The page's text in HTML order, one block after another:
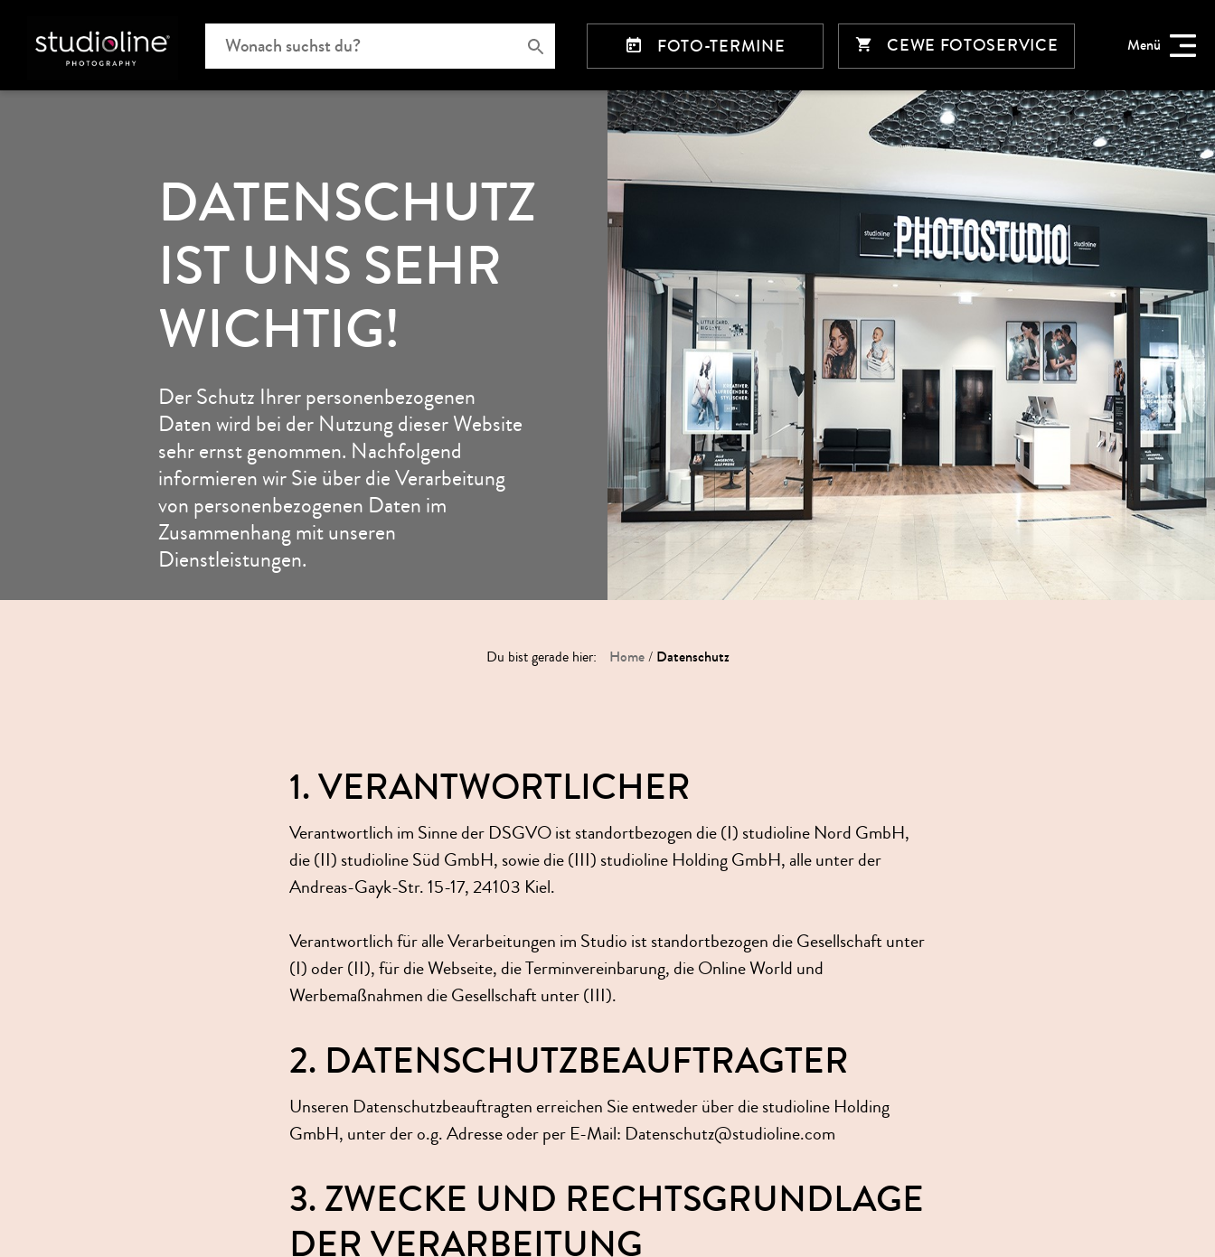
FOTO-TERMINE CEWE FOTOSERVICE Menü
DATENSCHUTZ
IST UNS SEHR
WICHTIG!
Der Schutz Ihrer personenbezogenen
Daten wird bei der Nutzung dieser Website
sehr ernst genommen. Nachfolgend
informieren wir Sie über die Verarbeitung
von personenbezogenen Daten im
Zusammenhang mit unseren
Dienstleistungen.
Du bist gerade hier: Home / Datenschutz
1. VERANTWORTLICHER
Verantwortlich im Sinne der DSGVO ist standortbezogen die (I) studioline Nord GmbH,
die (II) studioline Süd GmbH, sowie die (III) studioline Holding GmbH, alle unter der
Andreas-Gayk-Str. 15-17, 24103 Kiel.
Verantwortlich für alle Verarbeitungen im Studio ist standortbezogen die Gesellschaft unter
(I) oder (II), für die Webseite, die Terminvereinbarung, die Online World und
Werbemaßnahmen die Gesellschaft unter (III).
2. DATENSCHUTZBEAUFTRAGTER
Unseren Datenschutzbeauftragten erreichen Sie entweder über die studioline Holding
GmbH, unter der o.g. Adresse oder per E-Mail: Datenschutz@studioline.com
3. ZWECKE UND RECHTSGRUNDLAGE
DER VERARBEITUNG